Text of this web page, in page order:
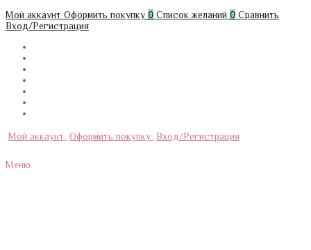
Мой аккаунт Оформить покупку 0 Список желаний 0 Сравнить
Вход/Регистрация
Мой аккаунт Оформить покупку Вход/Регистрация
Меню